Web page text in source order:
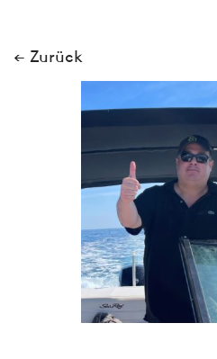
← Zurück